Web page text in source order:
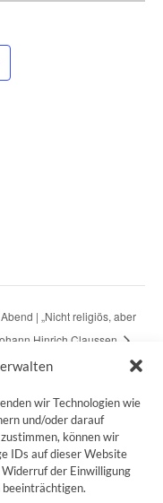
wir Technologien wie
und/oder darauf
können wir
IDs auf dieser Website
der Einwilligung
| „Nicht religiös, aber
Hinrich Claussen